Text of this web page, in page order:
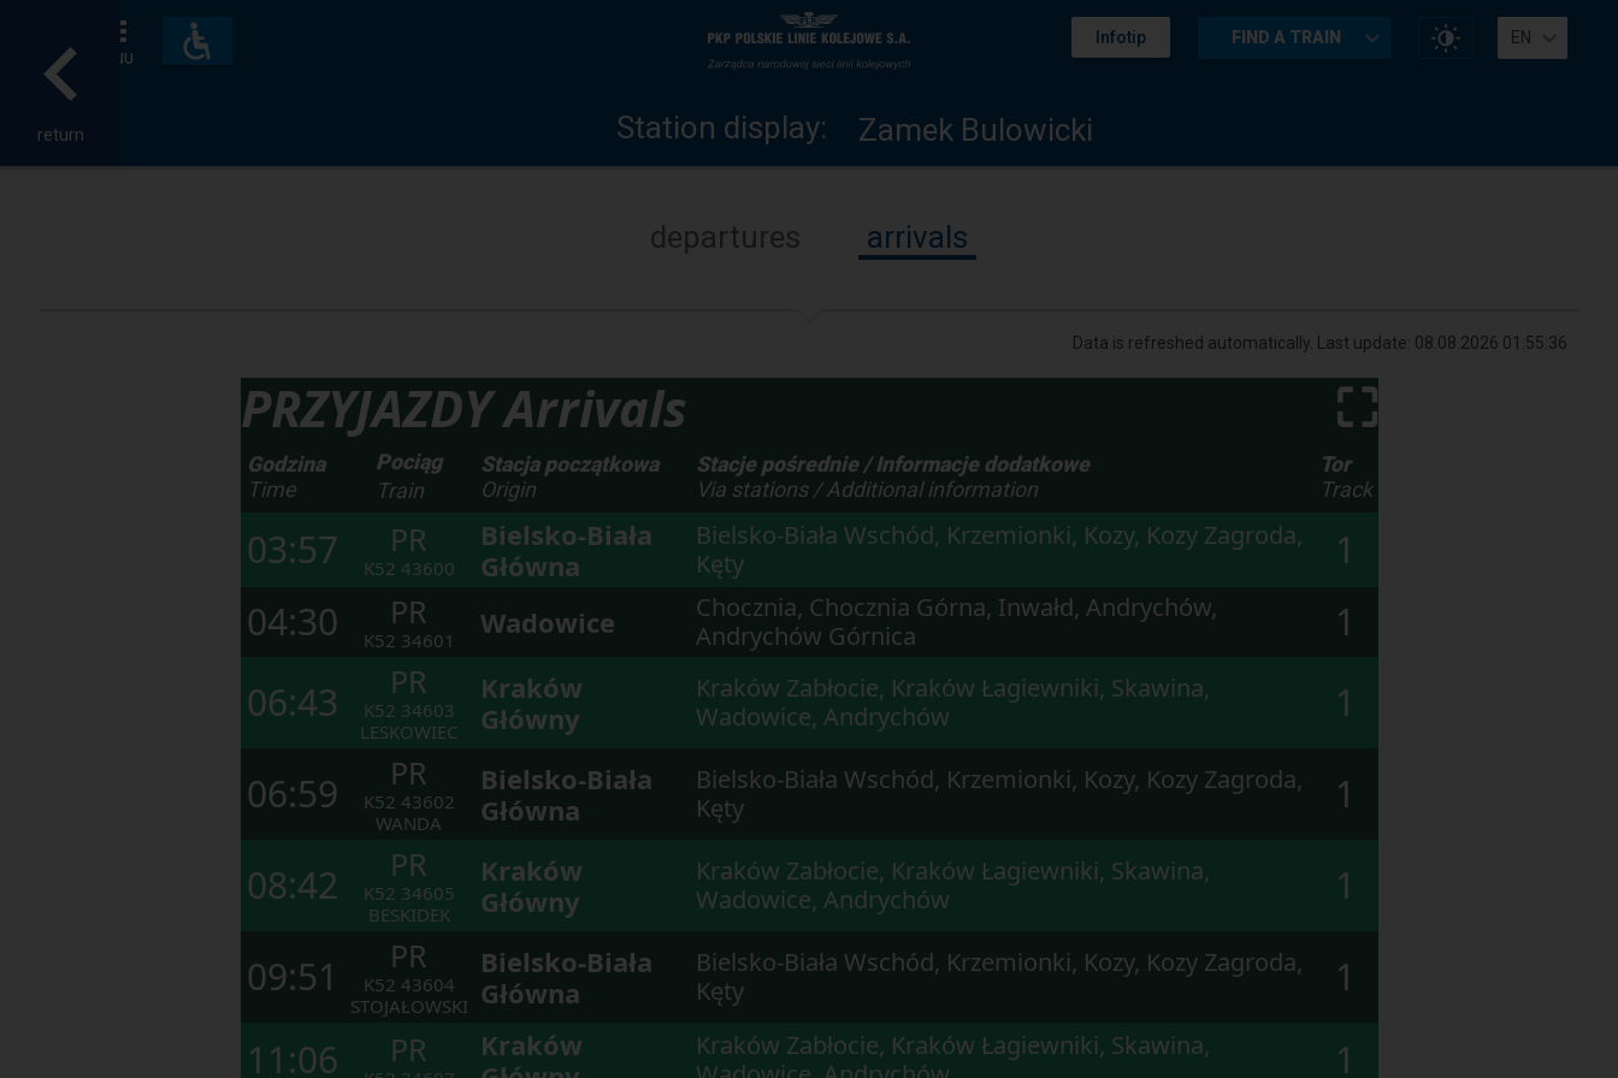
return
MENU
Accessibility
and
Infotip FIND A TRAIN
Change
website
EN
Station
display
Home
page
Station display: Zamek Bulowicki
departures arrivals
Data is refreshed automatically. Last update: 08.08.2026 01:55:36
PRZYJAZDY Arrivals ⛶
Godzina
Time
Pociąg
Train
Stacja początkowa
Origin
Stacje pośrednie / Informacje dodatkowe
Via stations / Additional information
Tor
Track
03:57 PR
K52 43600
Bielsko-Biała
Główna
Bielsko-Biała Wschód, Krzemionki, Kozy, Kozy Zagroda,
Kęty
1
04:30
PR
K52 34601 Wadowice
Chocznia, Chocznia Górna, Inwałd, Andrychów,
Andrychów Górnica
1
06:43
PR
K52 34603
LESKOWIEC
Kraków
Główny
Kraków Zabłocie, Kraków Łagiewniki, Skawina,
Wadowice, Andrychów
1
06:59
PR
K52 43602
WANDA
Bielsko-Biała
Główna
Bielsko-Biała Wschód, Krzemionki, Kozy, Kozy Zagroda,
Kęty
1
08:42
PR
K52 34605
BESKIDEK
Kraków
Główny
Kraków Zabłocie, Kraków Łagiewniki, Skawina,
Wadowice, Andrychów
1
09:51
PR
K52 43604
STOJAŁOWSKI
Bielsko-Biała
Główna
Bielsko-Biała Wschód, Krzemionki, Kozy, Kozy Zagroda,
Kęty
1
11:06
PR
Kraków
Kraków Zabłocie, Kraków Łagiewniki, Skawina,
1